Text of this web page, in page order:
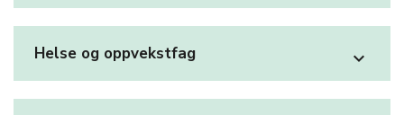
Helse og oppvekstfag expand_more